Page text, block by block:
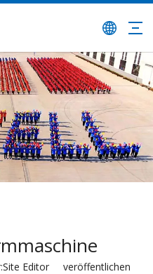
Editor veröffentlichen